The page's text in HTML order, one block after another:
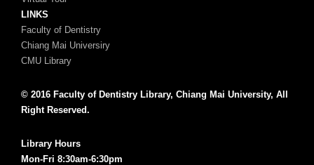
LINKS
Faculty of Dentistry
Chiang Mai Universiry
CMU Library
© 2016 Faculty of Dentistry Library, Chiang Mai University, All
Right Reserved.
Library Hours
Mon-Fri 8:30am-6:30pm